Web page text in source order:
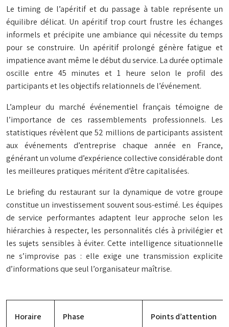
Le timing de l’apéritif et du passage à table représente un
équilibre délicat. Un apéritif trop court frustre les échanges
informels et précipite une ambiance qui nécessite du temps
pour se construire. Un apéritif prolongé génère fatigue et
impatience avant même le début du service. La durée optimale
oscille entre 45 minutes et 1 heure selon le profil des
participants et les objectifs relationnels de l’événement.
L’ampleur du marché événementiel français témoigne de
l’importance de ces rassemblements professionnels. Les
statistiques révèlent que 52 millions de participants assistent
aux événements d’entreprise chaque année en France,
générant un volume d’expérience collective considérable dont
les meilleures pratiques méritent d’être capitalisées.
Le briefing du restaurant sur la dynamique de votre groupe
constitue un investissement souvent sous-estimé. Les équipes
de service performantes adaptent leur approche selon les
hiérarchies à respecter, les personnalités clés à privilégier et
les sujets sensibles à éviter. Cette intelligence situationnelle
ne s’improvise pas : elle exige une transmission explicite
d’informations que seul l’organisateur maîtrise.
Horaire Phase Points d’attention